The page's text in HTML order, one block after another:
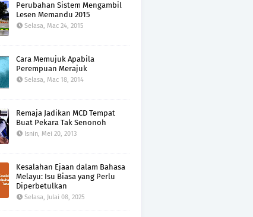
Perubahan Sistem Mengambil
Lesen Memandu 2015
Selasa, Mac 24, 2015
Cara Memujuk Apabila
Perempuan Merajuk
Selasa, Mac 18, 2014
Remaja Jadikan MCD Tempat
Buat Pekara Tak Senonoh
Isnin, Mei 20, 2013
Kesalahan Ejaan dalam Bahasa
Melayu: Isu Biasa yang Perlu
Diperbetulkan
Selasa, Julai 08, 2025